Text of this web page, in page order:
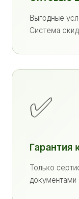
Выгодные
Система
✅
Гарантия
Только
документами